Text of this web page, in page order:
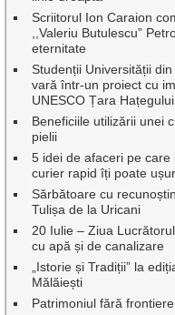
Scriitorul Ion Caraion
,,Valeriu Butulescu”
eternitate
Studenții Universității
vară într-un proiect cu
UNESCO Țara Hațegului
Beneficiile utilizării unei
pielii
5 idei de afaceri pe
curier rapid îți poate
Sărbătoare cu
Tulișa de la Uricani
20 Iulie – Ziua
cu apă și de canalizare
„Istorie și Tradiții” la
Mălăiești
Patrimoniul fără